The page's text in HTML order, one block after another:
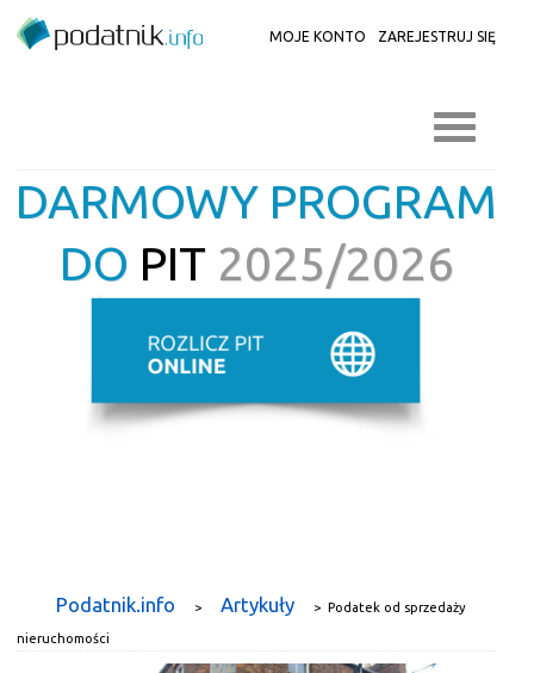
MOJE KONTO ZAREJESTRUJ SIĘ
DARMOWY PROGRAM
DO PIT 2025/2026
Podatnik.info > Artykuły > Podatek od sprzedaży
nieruchomości